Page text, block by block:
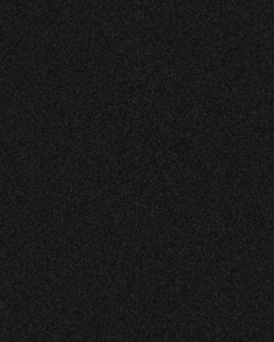
ROUND TABLE ROOM
I vårt chambre séparée ges ni exklusiv avskildhet för
privata konversationer och tillställningar med stora
möjligheter för ert sällskap.
Här kan ni beställa er privata middag för
representation tillsammans med kunder och kollegor.
Den harmoniska miljön ger ert arrangemang en
trivsam inramning.
Kontakta oss på hej@restaurangdrama.se eller
använd
kontaktformuläret >>